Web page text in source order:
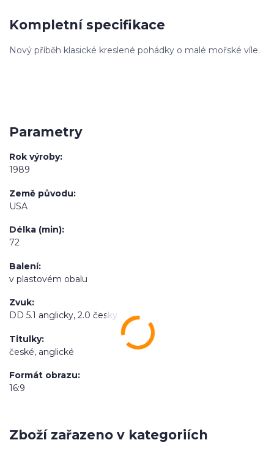
Kompletní specifikace
Nový příběh klasické kreslené pohádky o malé mořské víle.
Parametry
Rok výroby
1989
Země původu
USA
Délka (min)
72
Balení
v plastovém obalu
Zvuk
DD 5.1 anglicky, 2.0 česky
Titulky
české, anglické
Formát obrazu
16:9
Zboží zařazeno v kategoriích